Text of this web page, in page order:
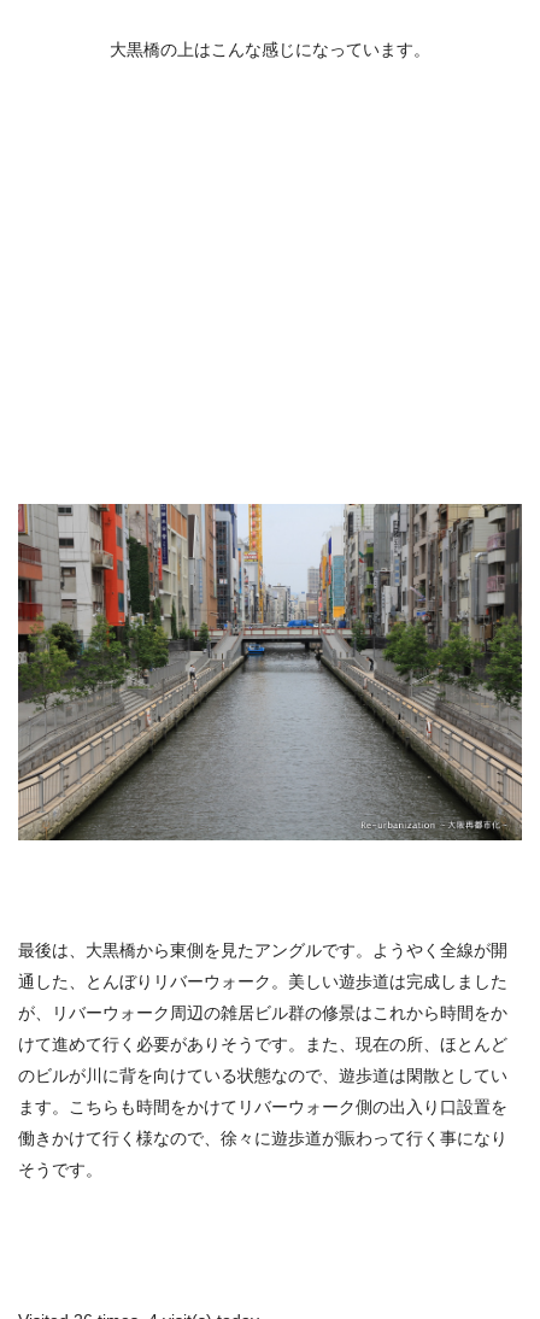
大黒橋の上はこんな感じになっています。
最後は、大黒橋から東側を見たアングルです。ようやく全線が開
通した、とんぼりリバーウォーク。美しい遊歩道は完成しました
が、リバーウォーク周辺の雑居ビル群の修景はこれから時間をか
けて進めて行く必要がありそうです。また、現在の所、ほとんど
のビルが川に背を向けている状態なので、遊歩道は閑散としてい
ます。こちらも時間をかけてリバーウォーク側の出入り口設置を
働きかけて行く様なので、徐々に遊歩道が賑わって行く事になり
そうです。